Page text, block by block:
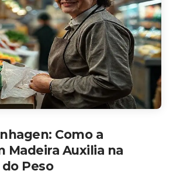
Como a
Madeira Auxilia na
Peso